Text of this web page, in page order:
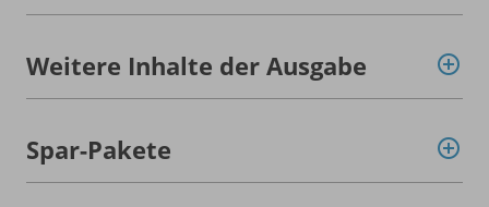
Weitere Inhalte der Ausgabe
Spar-Pakete